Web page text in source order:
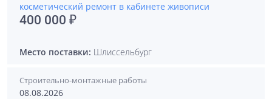
косметический ремонт в кабинете живописи
400 000 ₽
Место поставки: Шлиссельбург
Строительно-монтажные работы
08.08.2026